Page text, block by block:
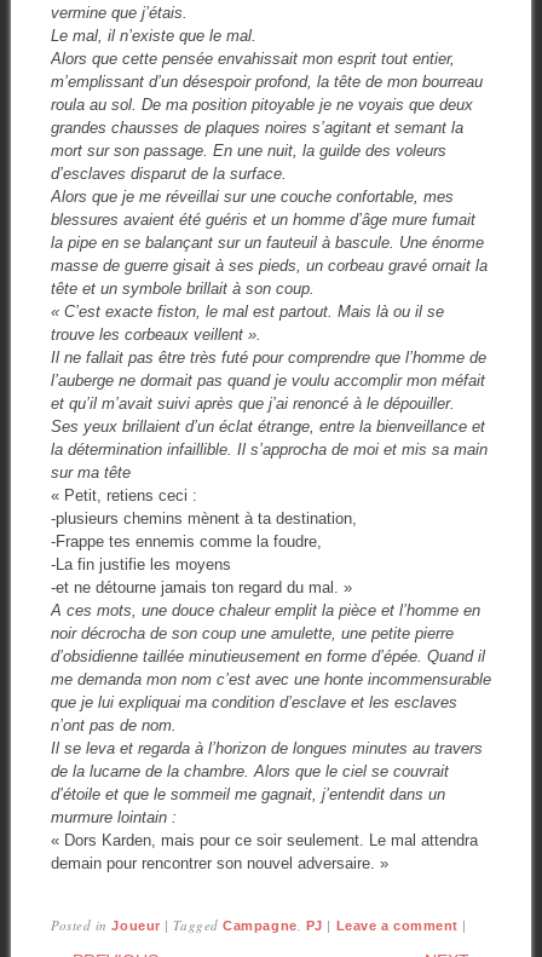
vermine que j’étais.
Le mal, il n’existe que le mal.
Alors que cette pensée envahissait mon esprit tout entier,
m’emplissant d’un désespoir profond, la tête de mon bourreau
roula au sol. De ma position pitoyable je ne voyais que deux
grandes chausses de plaques noires s’agitant et semant la
mort sur son passage. En une nuit, la guilde des voleurs
d’esclaves disparut de la surface.
Alors que je me réveillai sur une couche confortable, mes
blessures avaient été guéris et un homme d’âge mure fumait
la pipe en se balançant sur un fauteuil à bascule. Une énorme
masse de guerre gisait à ses pieds, un corbeau gravé ornait la
tête et un symbole brillait à son coup.
« C’est exacte fiston, le mal est partout. Mais là ou il se
trouve les corbeaux veillent ».
Il ne fallait pas être très futé pour comprendre que l’homme de
l’auberge ne dormait pas quand je voulu accomplir mon méfait
et qu’il m’avait suivi après que j’ai renoncé à le dépouiller.
Ses yeux brillaient d’un éclat étrange, entre la bienveillance et
la détermination infaillible. Il s’approcha de moi et mis sa main
sur ma tête
« Petit, retiens ceci :
-plusieurs chemins mènent à ta destination,
-Frappe tes ennemis comme la foudre,
-La fin justifie les moyens
-et ne détourne jamais ton regard du mal. »
A ces mots, une douce chaleur emplit la pièce et l’homme en
noir décrocha de son coup une amulette, une petite pierre
d’obsidienne taillée minutieusement en forme d’épée. Quand il
me demanda mon nom c’est avec une honte incommensurable
que je lui expliquai ma condition d’esclave et les esclaves
n’ont pas de nom.
Il se leva et regarda à l’horizon de longues minutes au travers
de la lucarne de la chambre. Alors que le ciel se couvrait
d’étoile et que le sommeil me gagnait, j’entendit dans un
murmure lointain :
« Dors Karden, mais pour ce soir seulement. Le mal attendra
demain pour rencontrer son nouvel adversaire. »
Posted inJoueur |TaggedCampagne, PJ | Leave a comment |